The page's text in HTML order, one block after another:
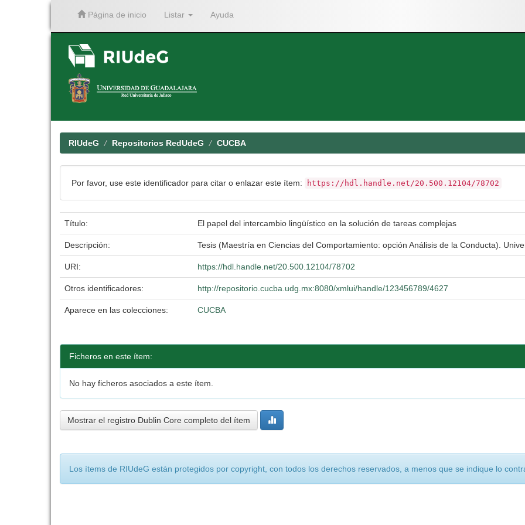
Página de inicio Listar Ayuda
RIUdeG Repositorios RedUdeG CUCBA
Por favor, use este identificador para citar o enlazar este ítem: https://hdl.handle.net/20.500.12104/78702
Título: El papel del intercambio lingüístico en la solución de tareas complejas
Descripción: Tesis (Maestría en Ciencias del Comportamiento: opción Análisis de la Conducta).
URI: https://hdl.handle.net/20.500.12104/78702
Otros identificadores: http://repositorio.cucba.udg.mx:8080/xmlui/handle/123456789/4627
Aparece en las colecciones: CUCBA
Ficheros en este ítem:
No hay ficheros asociados a este ítem.
Mostrar el registro Dublin Core completo del ítem
Los ítems de RIUdeG están protegidos por copyright, con todos los derechos reservados, a menos que se indique lo